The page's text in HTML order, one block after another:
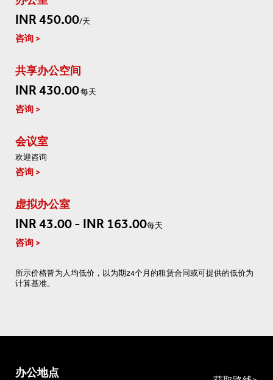
INR 450.00/天
咨询
共享办公空间
INR 430.00每天
咨询
会议室
欢迎咨询
咨询
虚拟办公室
INR 43.00 - INR 163.00每天
咨询
所示价格皆为人均低价，以为期24个月的租赁合同或可提供的低价为
计算基准。
办公地点